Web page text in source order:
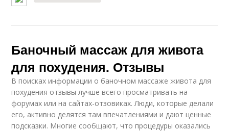
Баночный массаж для живота
для похудения. Отзывы
В поисках информации о баночном массаже живота для
похудения отзывы лучше всего просматривать на
форумах или на сайтах-отзовиках. Люди, которые делали
его, активно делятся там впечатлениями и дают ценные
подсказки. Многие сообщают, что процедуры оказались